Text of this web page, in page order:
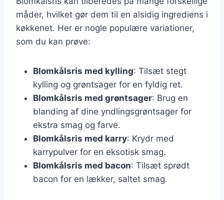
måder, hvilket gør dem til en alsidig ingrediens i
køkkenet. Her er nogle populære variationer,
som du kan prøve:
Blomkålsris med kylling: Tilsæt stegt
kylling og grøntsager for en fyldig ret.
Blomkålsris med grøntsager: Brug en
blanding af dine yndlingsgrøntsager for
ekstra smag og farve.
Blomkålsris med karry: Krydr med
karrypulver for en eksotisk smag.
Blomkålsris med bacon: Tilsæt sprødt
bacon for en lækker, saltet smag.